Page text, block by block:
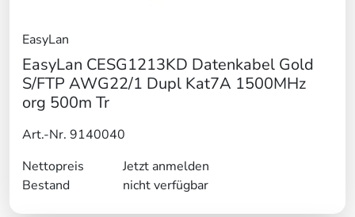
EasyLan
EasyLan CESG1213KD Datenkabel Gold
S/FTP AWG22/1 Dupl Kat7A 1500MHz
org 500m Tr
Art.-Nr. 9140040
Nettopreis
Jetzt anmelden
Bestand
nicht verfügbar